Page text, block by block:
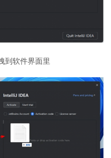
到软件界面里